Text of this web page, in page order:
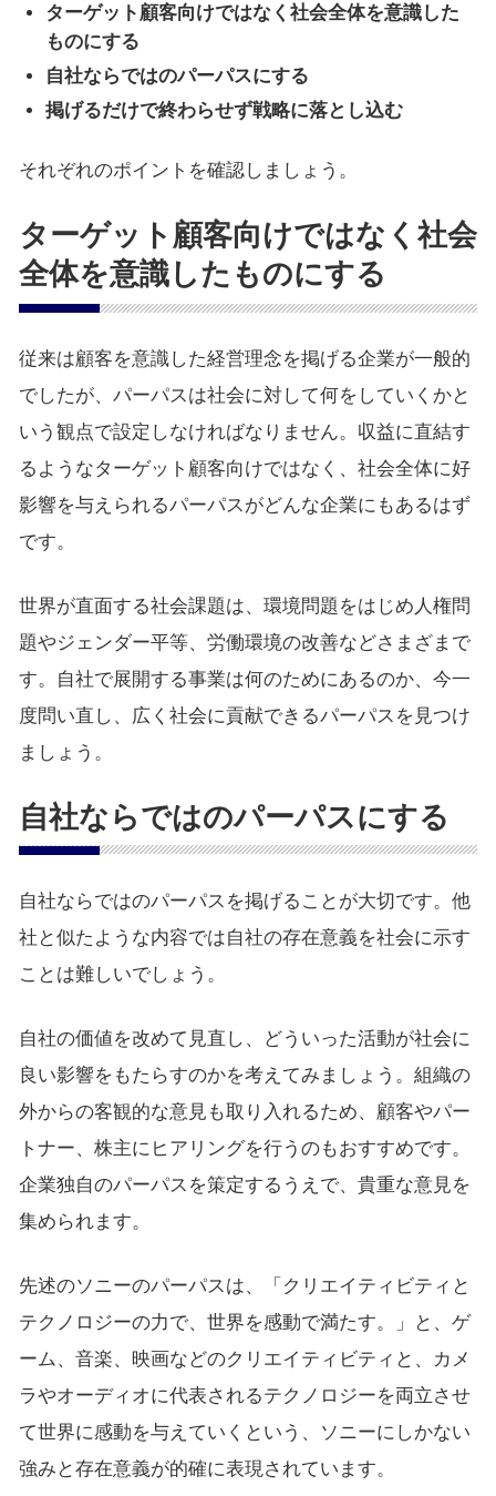
ターゲット顧客向けではなく社会全体を意識した
ものにする
自社ならではのパーパスにする
掲げるだけで終わらせず戦略に落とし込む
それぞれのポイントを確認しましょう。
ターゲット顧客向けではなく社会
全体を意識したものにする
従来は顧客を意識した経営理念を掲げる企業が一般的
でしたが、パーパスは社会に対して何をしていくかと
いう観点で設定しなければなりません。収益に直結す
るようなターゲット顧客向けではなく、社会全体に好
影響を与えられるパーパスがどんな企業にもあるはず
です。
世界が直面する社会課題は、環境問題をはじめ人権問
題やジェンダー平等、労働環境の改善などさまざまで
す。自社で展開する事業は何のためにあるのか、今一
度問い直し、広く社会に貢献できるパーパスを見つけ
ましょう。
自社ならではのパーパスにする
自社ならではのパーパスを掲げることが大切です。他
社と似たような内容では自社の存在意義を社会に示す
ことは難しいでしょう。
自社の価値を改めて見直し、どういった活動が社会に
良い影響をもたらすのかを考えてみましょう。組織の
外からの客観的な意見も取り入れるため、顧客やパー
トナー、株主にヒアリングを行うのもおすすめです。
企業独自のパーパスを策定するうえで、貴重な意見を
集められます。
先述のソニーのパーパスは、「クリエイティビティと
テクノロジーの力で、世界を感動で満たす。」と、ゲ
ーム、音楽、映画などのクリエイティビティと、カメ
ラやオーディオに代表されるテクノロジーを両立させ
て世界に感動を与えていくという、ソニーにしかない
強みと存在意義が的確に表現されています。